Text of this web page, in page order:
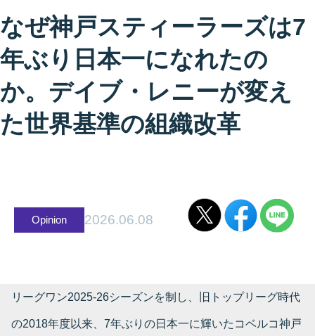
なぜ神戸スティーラーズは7
年ぶり日本一になれたの
か。デイブ・レニーが変え
た世界基準の組織改革
Opinion 2026.06.08
リーグワン2025-26シーズンを制し、旧トップリーグ時代
の2018年度以来、7年ぶりの日本一に輝いたコベルコ神戸